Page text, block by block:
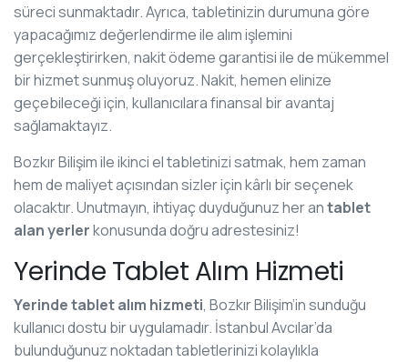
süreci sunmaktadır. Ayrıca, tabletinizin durumuna göre
yapacağımız değerlendirme ile alım işlemini
gerçekleştirirken, nakit ödeme garantisi ile de mükemmel
bir hizmet sunmuş oluyoruz. Nakit, hemen elinize
geçebileceği için, kullanıcılara finansal bir avantaj
sağlamaktayız.
Bozkır Bilişim ile ikinci el tabletinizi satmak, hem zaman
hem de maliyet açısından sizler için kârlı bir seçenek
olacaktır. Unutmayın, ihtiyaç duyduğunuz her antablet
alan yerlerkonusunda doğru adrestesiniz!
Yerinde Tablet Alım Hizmeti
Yerinde tablet alım hizmeti, Bozkır Bilişim’in sunduğu
kullanıcı dostu bir uygulamadır. İstanbul Avcılar’da
bulunduğunuz noktadan tabletlerinizi kolaylıkla